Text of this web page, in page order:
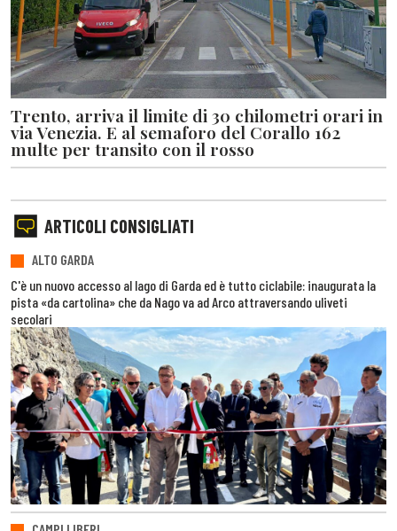
Trento, arriva il limite di 30 chilometri orari in
via Venezia. E al semaforo del Corallo 162
multe per transito con il rosso
ARTICOLI CONSIGLIATI
ALTO GARDA
C'è un nuovo accesso al lago di Garda ed è tutto ciclabile: inaugurata la
pista «da cartolina» che da Nago va ad Arco attraversando uliveti
secolari